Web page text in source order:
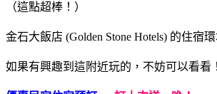
（這點超棒！）
金石大飯店 (Golden Stone Hotels) 的住宿
如果有興趣到這附近玩的，不妨可以看看！